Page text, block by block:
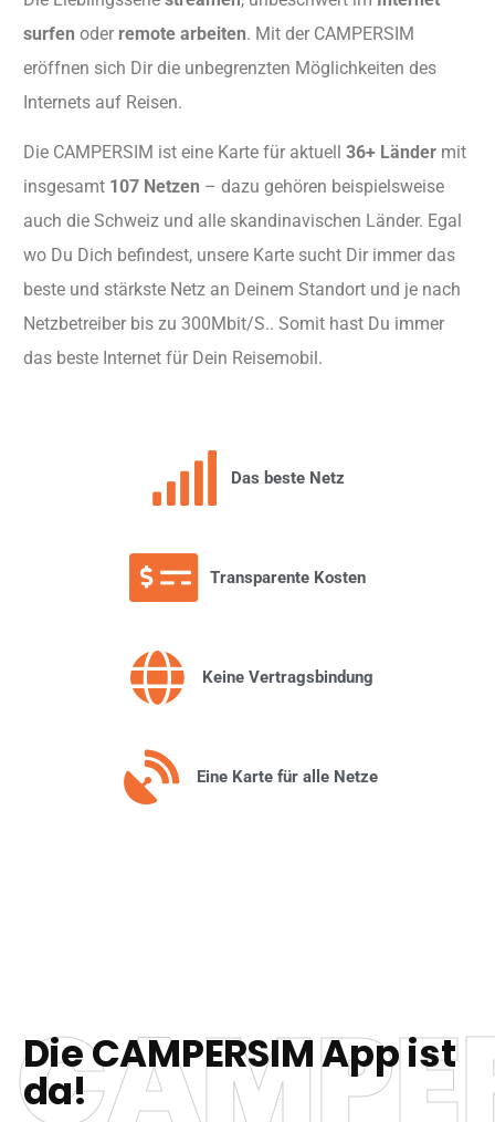
surfen oder remote arbeiten. Mit der CAMPERSIM
eröffnen sich Dir die unbegrenzten Möglichkeiten des
Internets auf Reisen.
Die CAMPERSIM ist eine Karte für aktuell 36+ Ländermit
insgesamt 107 Netzen – dazu gehören beispielsweise
auch die Schweiz und alle skandinavischen Länder. Egal
wo Du Dich befindest, unsere Karte sucht Dir immer das
beste und stärkste Netz an Deinem Standort und je nach
Netzbetreiber bis zu 300Mbit/S.. Somit hast Du immer
das beste Internet für Dein Reisemobil.
Das beste Netz
Transparente Kosten
Keine Vertragsbindung
Eine Karte für alle Netze
Die CAMPERSIM App ist
da!